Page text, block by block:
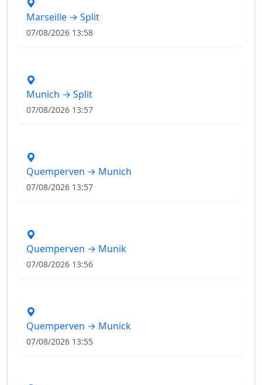
Marseille → Split
07/08/2026 13:58
Munich → Split
07/08/2026 13:57
Quemperven → Munich
07/08/2026 13:57
Quemperven → Munik
07/08/2026 13:56
Quemperven → Munick
07/08/2026 13:55